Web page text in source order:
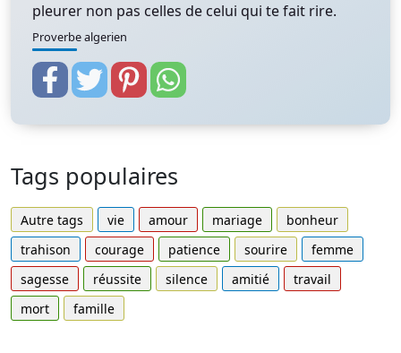
pleurer non pas celles de celui qui te fait rire.
Proverbe algerien
Tags populaires
Autre tags vie amour mariage
bonheur
trahison
courage patience sourire
femme
sagesse
réussite silence amitié
travail
mort
famille